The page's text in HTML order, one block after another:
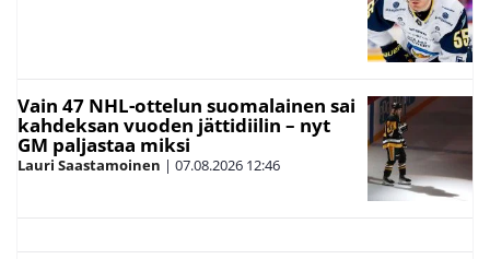
Vain 47 NHL-ottelun suomalainen sai
kahdeksan vuoden jättidiilin – nyt
GM paljastaa miksi
Lauri Saastamoinen | 07.08.2026 12:46